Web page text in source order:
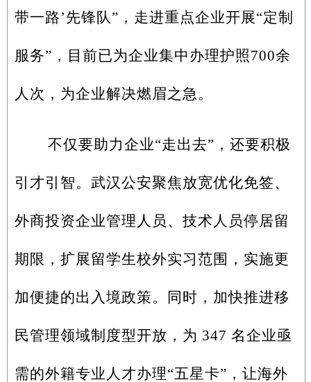
带一路’先锋队”，走进重点企业开展“定制
服务”，目前已为企业集中办理护照700余
人次，为企业解决燃眉之急。
不仅要助力企业“走出去”，还要积极
引才引智。武汉公安聚焦放宽优化免签、
外商投资企业管理人员、技术人员停居留
期限，扩展留学生校外实习范围，实施更
加便捷的出入境政策。同时，加快推进移
民管理领域制度型开放，为 347 名企业亟
需的外籍专业人才办理“五星卡”，让海外